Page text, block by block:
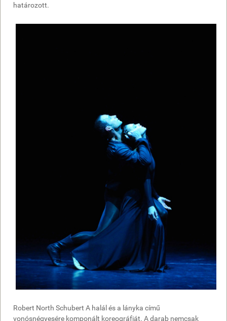
határozott.
Robert North Schubert A halál és a lányka című
vonósnégyesére komponált koreográfiát. A darab nemcsak